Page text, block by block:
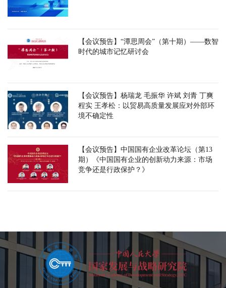
【会议预告】“潭思周会”（第十期）——数智
时代的城市记忆研讨会
【会议预告】杨瑞龙 毛振华 许斌 刘青 丁爽
程实 王孝松：以贸易高质量发展应对外部环
境不确定性
【会议预告】中国国有企业改革论坛（第13
期）《中国国有企业的创新动力来源：市场
竞争还是行政保护？》